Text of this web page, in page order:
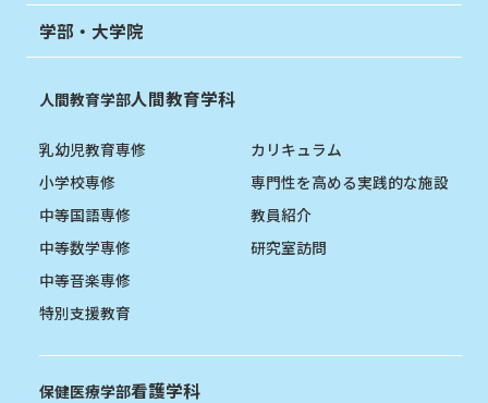
学部・大学院
人間教育学部人間教育学科
乳幼児教育専修
小学校専修
中等国語専修
中等数学専修
中等音楽専修
特別支援教育
カリキュラム
専門性を高める実践的な施設
教員紹介
研究室訪問
保健医療学部看護学科